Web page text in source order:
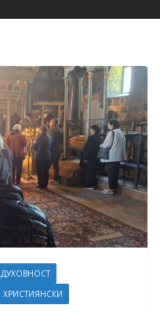
ДУХОВНОСТ
ХРИСТИЯНСКИ